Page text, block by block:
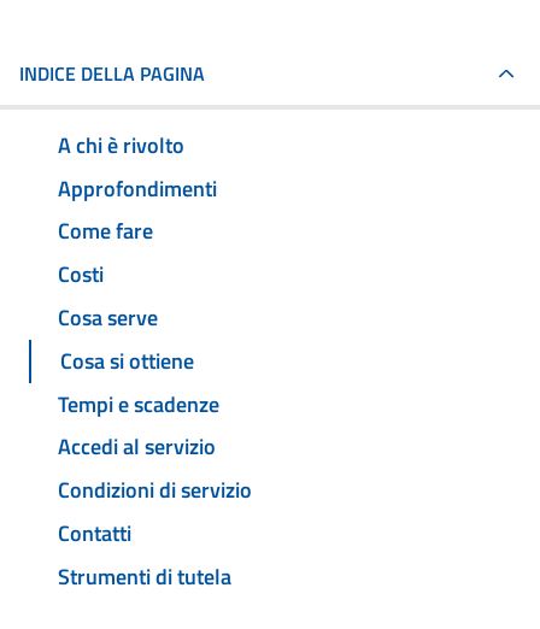
INDICE DELLA PAGINA
A chi è rivolto
Approfondimenti
Come fare
Costi
Cosa serve
Cosa si ottiene
Tempi e scadenze
Accedi al servizio
Condizioni di servizio
Contatti
Strumenti di tutela